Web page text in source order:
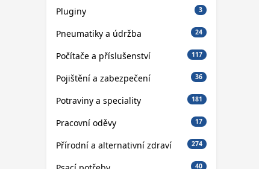
Pluginy 3
Pneumatiky a údržba 24
Počítače a příslušenství 117
Pojištění a zabezpečení 36
Potraviny a speciality 181
Pracovní oděvy 17
Přírodní a alternativní zdraví 274
40